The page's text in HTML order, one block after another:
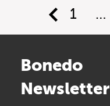
1 …
Bonedo
Newsletter